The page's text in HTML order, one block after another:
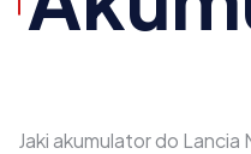
Jaki akumulator do